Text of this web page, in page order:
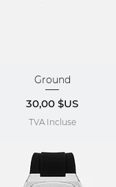
Aperçu rapide
Ground
Prix
30,00 $US
TVA Incluse